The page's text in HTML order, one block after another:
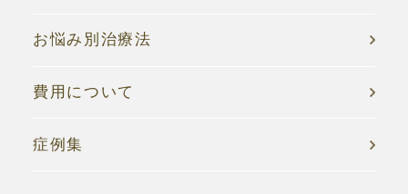
お悩み別治療法
症例集
費用について